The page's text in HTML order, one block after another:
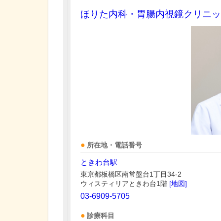
ほりた内科・胃腸内視鏡クリニ
所在地・電話番号
ときわ台駅
東京都板橋区南常盤台1丁目34-2
ウィスティリアときわ台1階 [地図]
03-6909-5705
診療科目